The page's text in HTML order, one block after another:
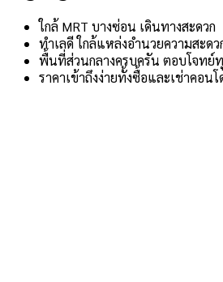
ใกล้ MRT บางซ่อน เดินทางสะดวก
ทำเลดี ใกล้แหล่งอำนวยความสะดว
พื้นที่ส่วนกลางครบครัน ตอบโจทย์
ราคาเข้าถึงง่ายทั้งซื้อและเช่าคอนโ